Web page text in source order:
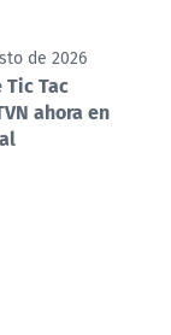
de 2026
Tac
ahora en